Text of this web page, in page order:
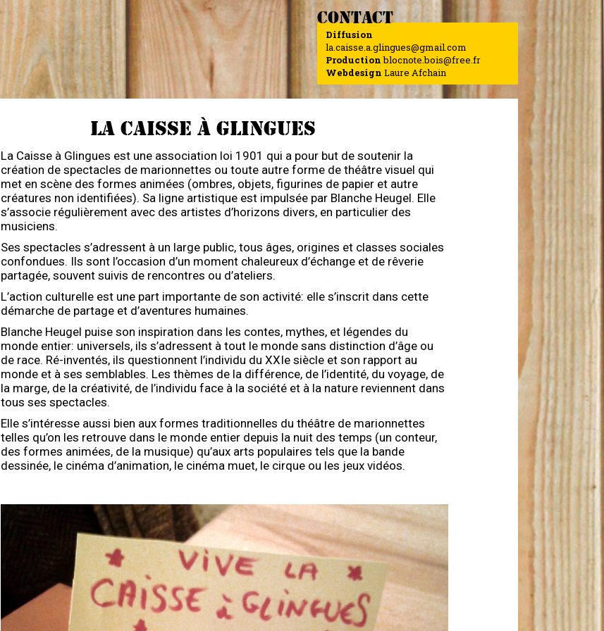
CONTACT
Diffusion
la.caisse.a.glingues@gmail.com
Productionblocnote.bois@free.fr
Webdesign Laure Afchain
LA CAISSE À GLINGUES
La Caisse à Glingues est une association loi 1901 qui a pour but de soutenir la
création de spectacles de marionnettes ou toute autre forme de théâtre visuel qui
met en scène des formes animées (ombres, objets, figurines de papier et autre
créatures non identifiées). Sa ligne artistique est impulsée par Blanche Heugel. Elle
s’associe régulièrement avec des artistes d’horizons divers, en particulier des
musiciens.
Ses spectacles s’adressent à un large public, tous âges, origines et classes sociales
confondues. Ils sont l’occasion d’un moment chaleureux d’échange et de rêverie
partagée, souvent suivis de rencontres ou d’ateliers.
L’action culturelle est une part importante de son activité: elle s’inscrit dans cette
démarche de partage et d’aventures humaines.
Blanche Heugel puise son inspiration dans les contes, mythes, et légendes du
monde entier: universels, ils s’adressent à tout le monde sans distinction d’âge ou
de race. Ré-inventés, ils questionnent l’individu du XXIe siècle et son rapport au
monde et à ses semblables. Les thèmes de la différence, de l’identité, du voyage, de
la marge, de la créativité, de l’individu face à la société et à la nature reviennent dans
tous ses spectacles.
Elle s’intéresse aussi bien aux formes traditionnelles du théâtre de marionnettes
telles qu’on les retrouve dans le monde entier depuis la nuit des temps (un conteur,
des formes animées, de la musique) qu’aux arts populaires tels que la bande
dessinée, le cinéma d’animation, le cinéma muet, le cirque ou les jeux vidéos.